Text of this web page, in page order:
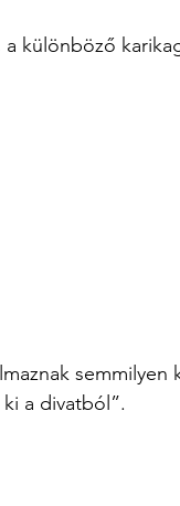
különböző
semmilyen
a divatból”.